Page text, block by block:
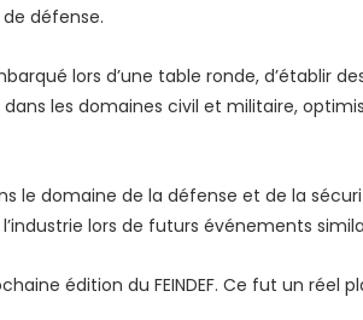
défense.
lors d’une table ronde, d’établir
les domaines civil et militaire,
le domaine de la défense et de la
lors de futurs événements
édition du FEINDEF. Ce fut un réel